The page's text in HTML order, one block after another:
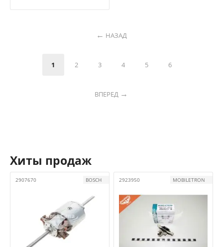
НАЗАД
1 2 3 4 5 6
ВПЕРЕД
Хиты продаж
2907670 BOSCH 2923950 MOBILETRON